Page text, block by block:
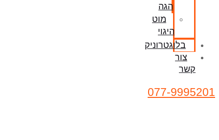
הגה
מוט
היגוי
בלוגטרוניק
צור
קשר
077-9995201